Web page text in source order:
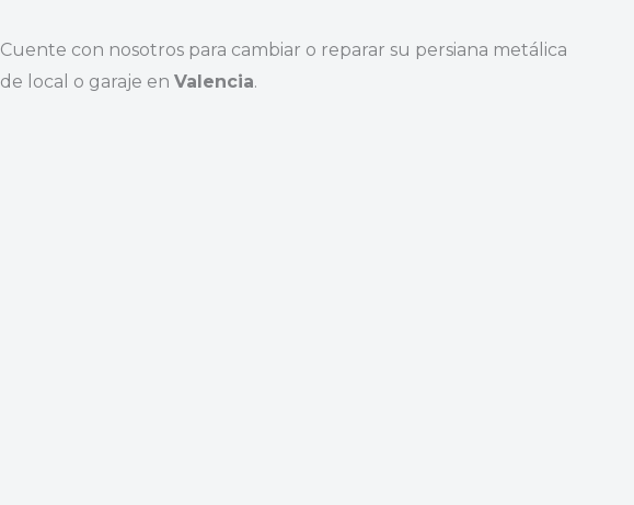
Cuente con nosotros para cambiar o reparar su persiana metálica
de local o garaje en Valencia.